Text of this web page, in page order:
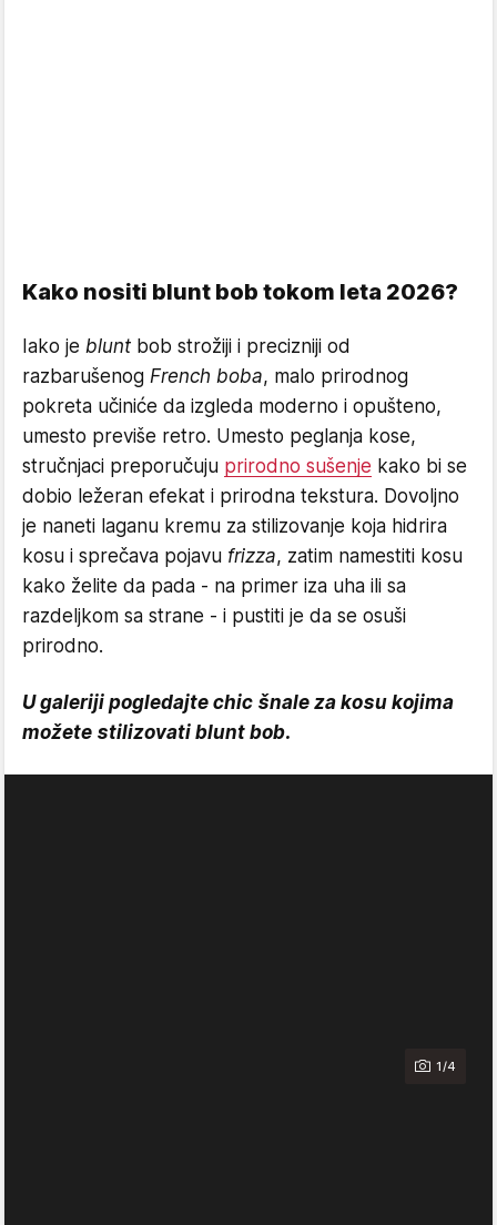
Kako nositi blunt bob tokom leta 2026?
Iako je blunt bob strožiji i precizniji od
razbarušenog French boba, malo prirodnog
pokreta učiniće da izgleda moderno i opušteno,
umesto previše retro. Umesto peglanja kose,
stručnjaci preporučuju prirodno sušenje kako bi se
dobio ležeran efekat i prirodna tekstura. Dovoljno
je naneti laganu kremu za stilizovanje koja hidrira
kosu i sprečava pojavu frizza, zatim namestiti kosu
kako želite da pada - na primer iza uha ili sa
razdeljkom sa strane - i pustiti je da se osuši
prirodno.
U galeriji pogledajte chic šnale za kosu kojima
možete stilizovati blunt bob.
1/4